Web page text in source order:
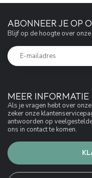
MEER INFORMATIE
Als je vragen hebt over
zeker onze
antwoorden op
ons in contact te komen.
ABONNEER JE OP
Blijf op de hoogte over